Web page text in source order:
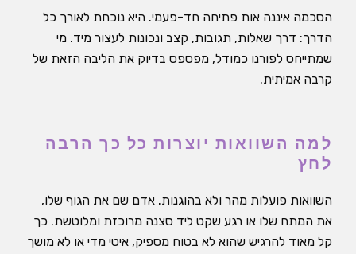
הסכמה איננה אות פתיחה חד-פעמי. היא נוכחת לאורך כל
הדרך: דרך שאלות, תגובות, קצב ונכונות לעצור מיד. מי
שמתייחס לפורנו כמודל, מפספס בדיוק את הליבה הזאת של
קרבה אמיתית.
למה השוואות יוצרות כל כך הרבה
לחץ
השוואות פועלות מהר ולא בהוגנות. אדם שם את הגוף שלו,
את המתח שלו או רגע שקט ליד סצנה מרוכזת ומלוטשת. כך
קל מאוד להרגיש שהוא לא בטוח מספיק, איטי מדי או לא מושך